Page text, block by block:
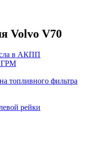
Volvo V70
в АКПП
ГРМ
топливного фильтра
рейки